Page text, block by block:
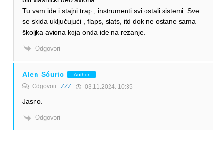
Tu vam ide i stajni trap , instrumenti svi ostali sistemi. Sve
se skida uključujući , flaps, slats, itd dok ne ostane sama
školjka aviona koja onda ide na rezanje.
Odgovori
Alen Šćuric Author
Odgovori ZZZ 03.11.2024. 10:35
Jasno.
Odgovori